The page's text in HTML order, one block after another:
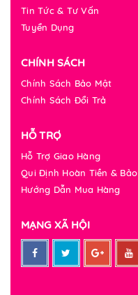
Tin Tức & Tư Vấn
Tuyển Dụng
CHÍNH SÁCH
Chính Sách Bảo Mật
Chính Sách Đổi Trả
HỖ TRỢ
Hỗ Trợ Giao Hàng
Qui Định Hoàn Tiền &
Hướng Dẫn Mua Hàng
MẠNG XÃ HỘI